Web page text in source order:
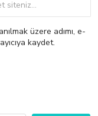
üzere adımı, e-
kaydet.